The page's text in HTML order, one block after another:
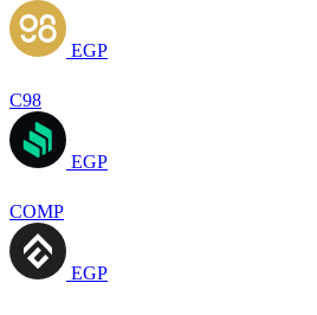
EGP
C98
EGP
COMP
EGP